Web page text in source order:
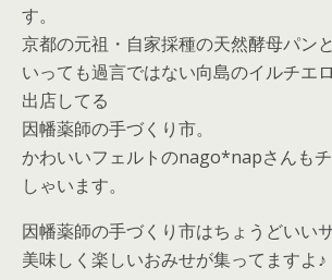
す。
京都の元祖・自家採種の天然酵母パンと
いっても過言ではない向島のイルチエ
出店してる
因幡薬師の手づくり市。
かわいいフェルトのnago*napさんも
しゃいます。
因幡薬師の手づくり市はちょうどいいサ
美味しく楽しいおみせが集ってますよ♪